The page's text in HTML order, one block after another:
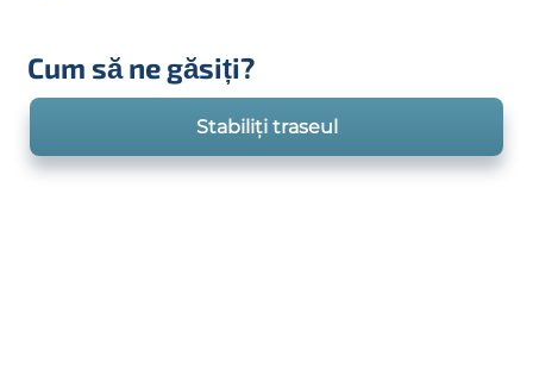
Cum să ne găsiți?
Stabiliți traseul